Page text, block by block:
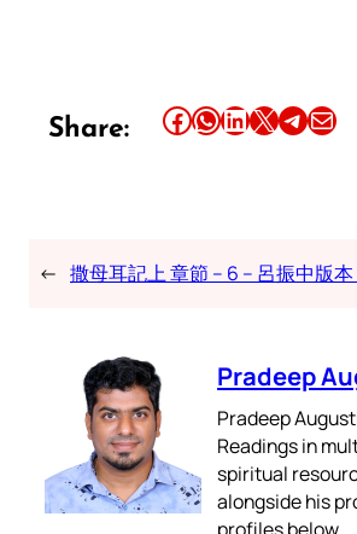
Share: Share this article on Facebook Share this article on WhatsApp Share this article on LinkedIn Share this article on X Share this article on TelegramEmail this Article
← 撒母耳記上 章節 – 6 – 呂振中版
Pradeep
Pradeep
Readings in
spiritual
alongside his